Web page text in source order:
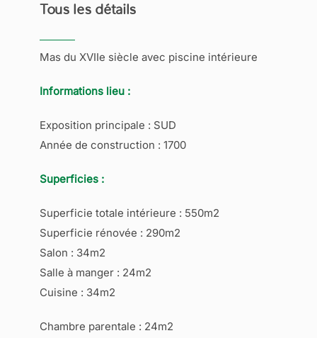
Tous les détails
Mas du XVIIe siècle avec piscine intérieure
Informations lieu :
Exposition principale : SUD
Année de construction : 1700
Superficies :
Superficie totale intérieure : 550m2
Superficie rénovée : 290m2
Salon : 34m2
Salle à manger : 24m2
Cuisine : 34m2
Chambre parentale : 24m2